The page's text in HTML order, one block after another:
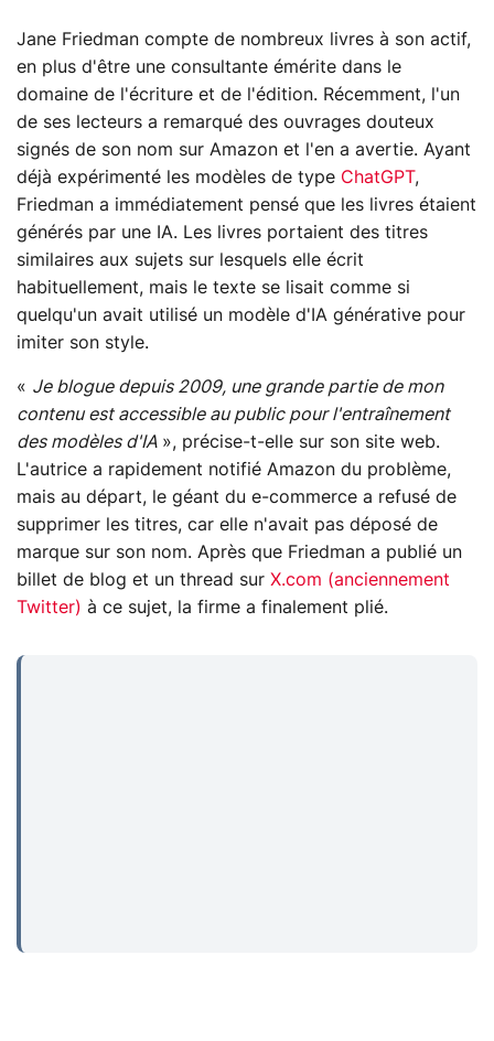
Jane Friedman compte de nombreux livres à son actif,
en plus d'être une consultante émérite dans le
domaine de l'écriture et de l'édition. Récemment, l'un
de ses lecteurs a remarqué des ouvrages douteux
signés de son nom sur Amazon et l'en a avertie. Ayant
déjà expérimenté les modèles de type ChatGPT,
Friedman a immédiatement pensé que les livres étaient
générés par une IA. Les livres portaient des titres
similaires aux sujets sur lesquels elle écrit
habituellement, mais le texte se lisait comme si
quelqu'un avait utilisé un modèle d'IA générative pour
imiter son style.
« Je blogue depuis 2009, une grande partie de mon
contenu est accessible au public pour l'entraînement
des modèles d'IA », précise-t-elle sur son site web.
L'autrice a rapidement notifié Amazon du problème,
mais au départ, le géant du e-commerce a refusé de
supprimer les titres, car elle n'avait pas déposé de
marque sur son nom. Après que Friedman a publié un
billet de blog et un thread sur X.com (anciennement
Twitter) à ce sujet, la firme a finalement plié.